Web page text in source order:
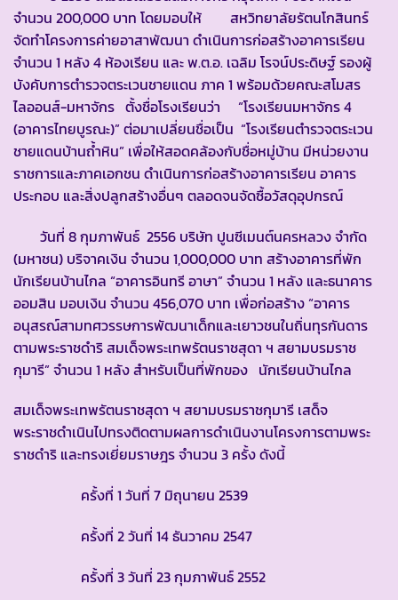
จำนวน 200,000 บาท โดยมอบให้ สหวิทยาลัยรัตนโกสินทร์
จัดทำโครงการค่ายอาสาพัฒนา ดำเนินการก่อสร้างอาคารเรียน
จำนวน 1 หลัง 4 ห้องเรียน และ พ.ต.อ. เฉลิม โรจน์ประดิษฐ์ รองผู้
บังคับการตำรวจตระเวนชายแดน ภาค 1 พร้อมด้วยคณะสโมสร
ไลออนส์-มหาจักร ตั้งชื่อโรงเรียนว่า “โรงเรียนมหาจักร 4
(อาคารไทยบูรณะ)” ต่อมาเปลี่ยนชื่อเป็น “โรงเรียนตำรวจตระเวน
ชายแดนบ้านถ้ำหิน” เพื่อให้สอดคล้องกับชื่อหมู่บ้าน มีหน่วยงาน
ราชการและภาคเอกชน ดำเนินการก่อสร้างอาคารเรียน อาคาร
ประกอบ และสิ่งปลูกสร้างอื่นๆ ตลอดจนจัดซื้อวัสดุอุปกรณ์
วันที่ 8 กุมภาพันธ์ 2556 บริษัท ปูนซีเมนต์นครหลวง จำกัด
(มหาชน) บริจาคเงิน จำนวน 1,000,000 บาท สร้างอาคารที่พัก
นักเรียนบ้านไกล “อาคารอินทรี อาษา” จำนวน 1 หลัง และธนาคาร
ออมสิน มอบเงิน จำนวน 456,070 บาท เพื่อก่อสร้าง “อาคาร
อนุสรณ์สามทศวรรษการพัฒนาเด็กและเยาวชนในถิ่นทุรกันดาร
ตามพระราชดำริ สมเด็จพระเทพรัตนราชสุดา ฯ สยามบรมราช
กุมารี” จำนวน 1 หลัง สำหรับเป็นที่พักของ นักเรียนบ้านไกล
สมเด็จพระเทพรัตนราชสุดา ฯ สยามบรมราชกุมารี เสด็จ
พระราชดำเนินไปทรงติดตามผลการดำเนินงานโครงการตามพระ
ราชดำริ และทรงเยี่ยมราษฎร จำนวน 3 ครั้ง ดังนี้
ครั้งที่ 1 วันที่ 7 มิถุนายน 2539
ครั้งที่ 2 วันที่ 14 ธันวาคม 2547
ครั้งที่ 3 วันที่ 23 กุมภาพันธ์ 2552